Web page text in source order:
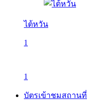
ไต้หวัน
1
1
บัตรเข้าชมสถานที่